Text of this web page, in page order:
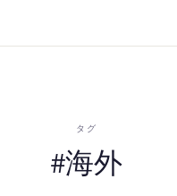
タグ
#海外